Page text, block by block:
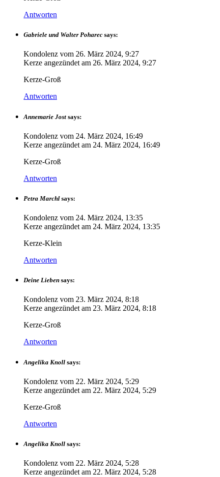
Antworten
Gabriele und Walter Poharec says:
Kondolenz vom 26. März 2024, 9:27
Kerze angezündet am 26. März 2024, 9:27
Kerze-Groß
Antworten
Annemarie Jost says:
Kondolenz vom 24. März 2024, 16:49
Kerze angezündet am 24. März 2024, 16:49
Kerze-Groß
Antworten
Petra Marchl says:
Kondolenz vom 24. März 2024, 13:35
Kerze angezündet am 24. März 2024, 13:35
Kerze-Klein
Antworten
Deine Lieben says:
Kondolenz vom 23. März 2024, 8:18
Kerze angezündet am 23. März 2024, 8:18
Kerze-Groß
Antworten
Angelika Knoll says:
Kondolenz vom 22. März 2024, 5:29
Kerze angezündet am 22. März 2024, 5:29
Kerze-Groß
Antworten
Angelika Knoll says:
Kondolenz vom 22. März 2024, 5:28
Kerze angezündet am 22. März 2024, 5:28